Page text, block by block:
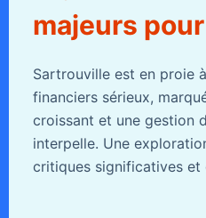
majeurs
Sartrouville est en proie
financiers sérieux,
croissant et une gestion
interpelle. Une
critiques significatives et